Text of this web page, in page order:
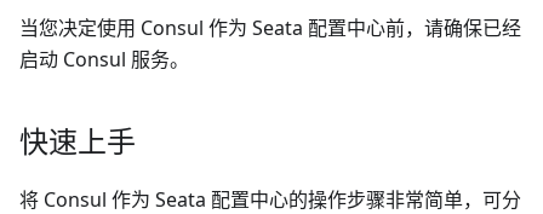
当您决定使用 Consul 作为 Seata 配置中心前，请确保已经
启动 Consul 服务。
快速上手
将 Consul 作为 Seata 配置中心的操作步骤非常简单，可分